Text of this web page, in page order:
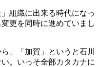
組織に出来る時代になっ
更を同時に進めていまし
、「加賀」というと石川
。いっそ全部カタカナに